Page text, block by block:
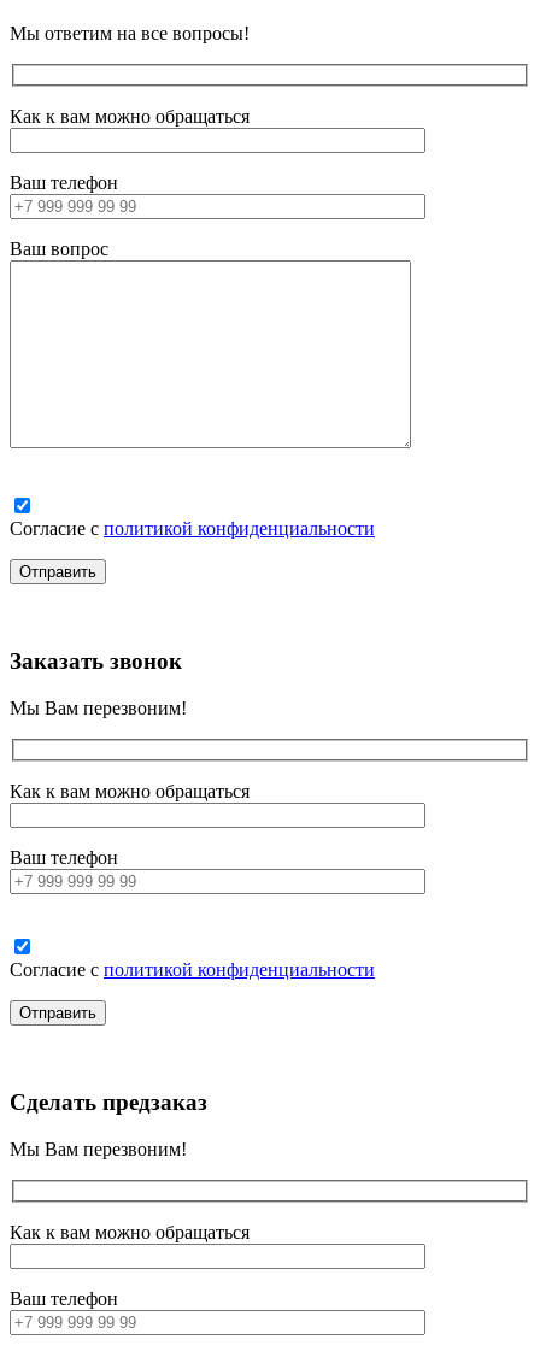
Мы ответим на все вопросы!
Как к вам можно обращаться
Ваш телефон
Ваш вопрос
Согласие с политикой конфиденциальности
Заказать звонок
Мы Вам перезвоним!
Как к вам можно обращаться
Ваш телефон
Согласие с политикой конфиденциальности
Сделать предзаказ
Мы Вам перезвоним!
Как к вам можно обращаться
Ваш телефон